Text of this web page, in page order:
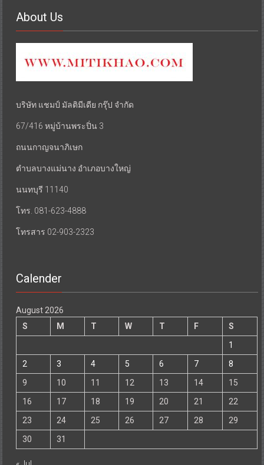
About Us
บริษัท แชมป์ มัลติมีเดีย กรุ๊ป จำกัด
67/416 หมู่บ้านพระปิ่น 3
ถนนกาญจนาภิเษก
ตำบลบางแม่นาง อำเภอบางใหญ่
นนทบุรี 11140
โทร. 081-623-4888
โทรสาร 02-903-2323
Calender
August 2026
S
M T W T F
S
1
2
3 4 5 6 7
8
9
10 11 12 13 14
15
16
17 18 19 20 21
22
23
24 25 26 27 28
29
30
31